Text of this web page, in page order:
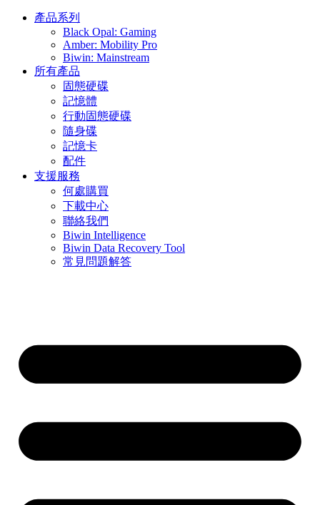
產品系列
Black Opal: Gaming
Amber: Mobility Pro
Biwin: Mainstream
所有產品
固態硬碟
記憶體
行動固態硬碟
隨身碟
記憶卡
配件
支援服務
何處購買
下載中心
聯絡我們
Biwin Intelligence
Biwin Data Recovery Tool
常見問題解答